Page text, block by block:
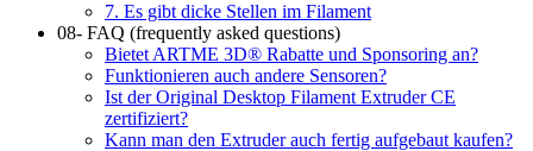
7. Es gibt dicke Stellen im Filament
08- FAQ (frequently asked questions)
Bietet ARTME 3D® Rabatte und Sponsoring an?
Funktionieren auch andere Sensoren?
Ist der Original Desktop Filament Extruder CE
zertifiziert?
Kann man den Extruder auch fertig aufgebaut kaufen?